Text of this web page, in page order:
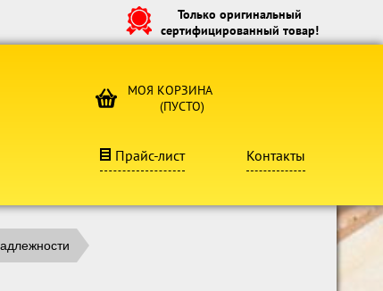
Только оригинальный
сертифицированный товар!
МОЯ КОРЗИНА
(ПУСТО)
Прайс-лист Контакты